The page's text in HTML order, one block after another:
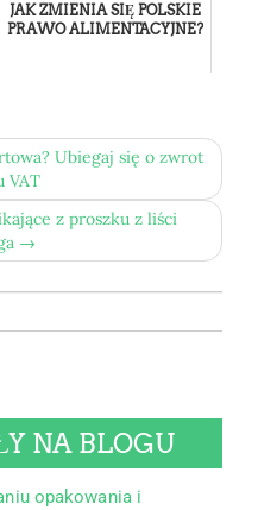
JAK ZMIENIA SIĘ POLSKIE
PRAWO ALIMENTACYJNE?
Ubiegaj się o zwrot
VAT
z proszku z liści
→
NA BLOGU
opakowania i